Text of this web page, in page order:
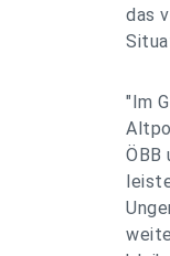
das
"Im
ÖBB